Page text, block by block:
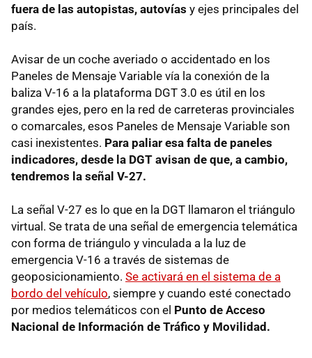
fuera de las autopistas, autovías y ejes principales del
país.
Avisar de un coche averiado o accidentado en los
Paneles de Mensaje Variable vía la conexión de la
baliza V-16 a la plataforma DGT 3.0 es útil en los
grandes ejes, pero en la red de carreteras provinciales
o comarcales, esos Paneles de Mensaje Variable son
casi inexistentes. Para paliar esa falta de paneles
indicadores, desde la DGT avisan de que, a cambio,
tendremos la señal V-27.
La señal V-27 es lo que en la DGT llamaron el triángulo
virtual. Se trata de una señal de emergencia telemática
con forma de triángulo y vinculada a la luz de
emergencia V-16 a través de sistemas de
geoposicionamiento. Se activará en el sistema de a
bordo del vehículo, siempre y cuando esté conectado
por medios telemáticos con el Punto de Acceso
Nacional de Información de Tráfico y Movilidad.